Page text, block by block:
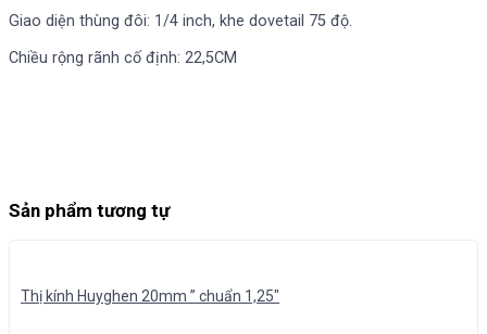
Giao diện thùng đôi: 1/4 inch, khe dovetail 75 độ.
Chiều rộng rãnh cố định: 22,5CM
Sản phẩm tương tự
Thị kính Huyghen 20mm ” chuẩn 1,25″